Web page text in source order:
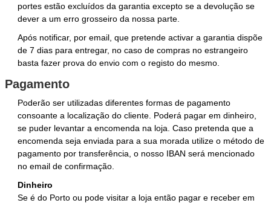
portes estão excluídos da garantia excepto se a devolução se
dever a um erro grosseiro da nossa parte.
Após notificar, por email, que pretende activar a garantia dispõe
de 7 dias para entregar, no caso de compras no estrangeiro
basta fazer prova do envio com o registo do mesmo.
Pagamento
Poderão ser utilizadas diferentes formas de pagamento
consoante a localização do cliente. Poderá pagar em dinheiro,
se puder levantar a encomenda na loja. Caso pretenda que a
encomenda seja enviada para a sua morada utilize o método de
pagamento por transferência, o nosso IBAN será mencionado
no email de confirmação.
Dinheiro
Se é do Porto ou pode visitar a loja então pagar e receber em